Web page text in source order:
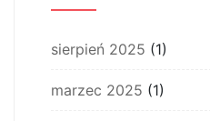
sierpień 2025 (1)
marzec 2025 (1)